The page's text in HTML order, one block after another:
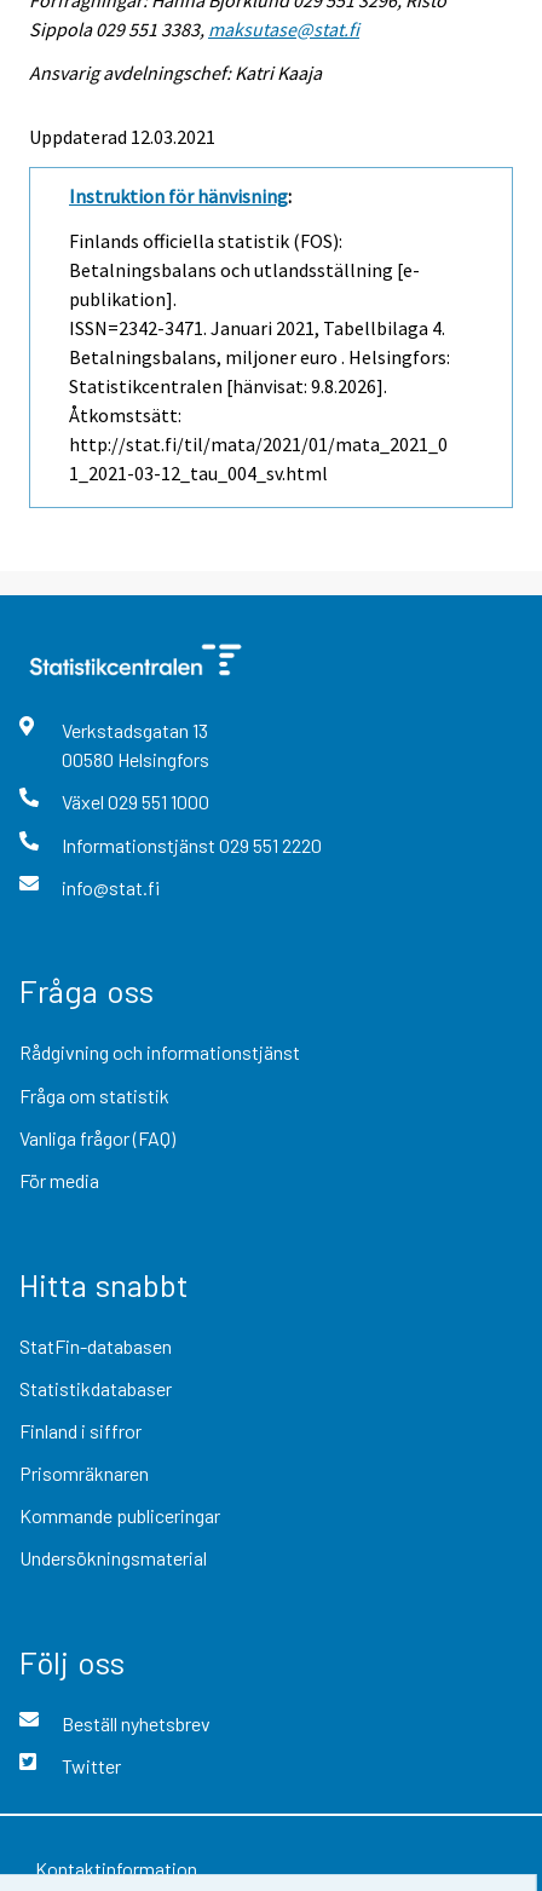
Sippola 029 551 3383, maksutase@stat.fi
Ansvarig avdelningschef: Katri Kaaja
Uppdaterad 12.03.2021
Instruktion för hänvisning:
Finlands officiella statistik (FOS):
Betalningsbalans och utlandsställning [e-
publikation].
ISSN=2342-3471. Januari 2021, Tabellbilaga 4.
Betalningsbalans, miljoner euro . Helsingfors:
Statistikcentralen [hänvisat: 9.8.2026].
Åtkomstsätt:
http://stat.fi/til/mata/2021/01/mata_2021_0
1_2021-03-12_tau_004_sv.html
Verkstadsgatan 13
00580 Helsingfors
Växel 029 551 1000
Informationstjänst 029 551 2220
info@stat.fi
Fråga oss
Rådgivning och informationstjänst
Fråga om statistik
Vanliga frågor (FAQ)
För media
Hitta snabbt
StatFin-databasen
Statistikdatabaser
Finland i siffror
Prisomräknaren
Kommande publiceringar
Undersökningsmaterial
Följ oss
Beställ nyhetsbrev
Twitter
Kontaktinformation